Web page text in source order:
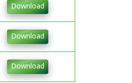
Download
Download
Download